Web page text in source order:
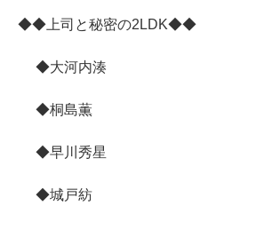
◆◆上司と秘密の2LDK◆◆
◆大河内湊
◆桐島薫
◆早川秀星
◆城戸紡